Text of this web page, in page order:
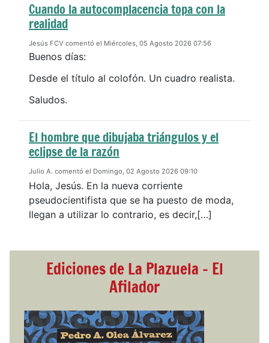
Cuando la autocomplacencia topa con la
realidad
Jesús FCV comentó el Miércoles, 05 Agosto 2026 07:56
Buenos días:
Desde el título al colofón. Un cuadro realista.
Saludos.
El hombre que dibujaba triángulos y el
eclipse de la razón
Julio A. comentó el Domingo, 02 Agosto 2026 09:10
Hola, Jesús. En la nueva corriente
pseudocientifista que se ha puesto de moda,
llegan a utilizar lo contrario, es decir,[…]
Ediciones de La Plazuela - El
Afilador